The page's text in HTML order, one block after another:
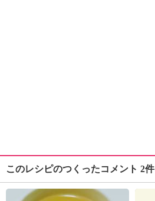
このレシピのつくったコメント 2件